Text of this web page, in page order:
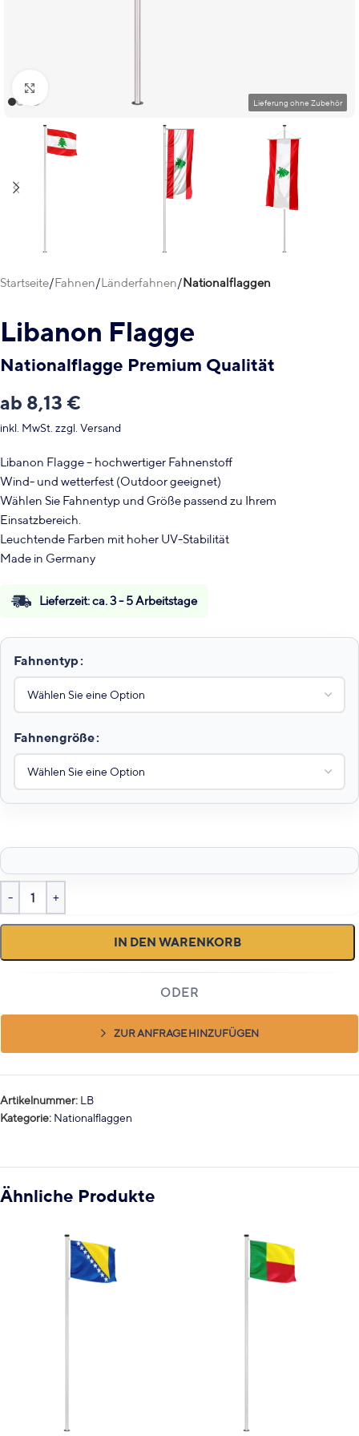
Startseite Fahnen Länderfahnen Nationalflaggen
Libanon Flagge
Nationalflagge Premium Qualität
ab 8,13 €
inkl. MwSt. zzgl. Versand
Libanon Flagge – hochwertiger Fahnenstoff
Wind- und wetterfest (Outdoor geeignet)
Wählen Sie Fahnentyp und Größe passend zu Ihrem
Einsatzbereich.
Leuchtende Farben mit hoher UV-Stabilität
Made in Germany
Lieferzeit:ca. 3 - 5 Arbeitstage
Fahnentyp
Fahnengröße
IN DEN WARENKORB
ZUR ANFRAGE HINZUFÜGEN
Artikelnummer: LB
Kategorie: Nationalflaggen
Ähnliche Produkte